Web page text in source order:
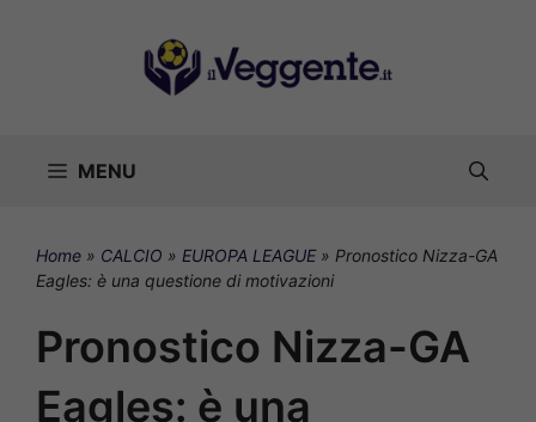
MENU
Home » CALCIO » EUROPA LEAGUE» Pronostico Nizza-GA
Eagles: è una questione di motivazioni
Pronostico Nizza-GA
Eagles: è una